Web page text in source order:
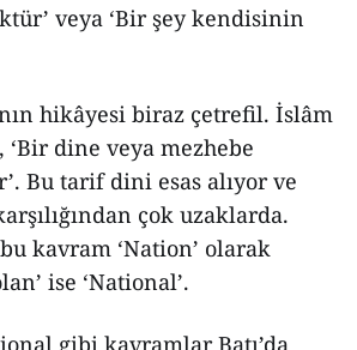
veya ‘Bir şey kendisinin
hikâyesi biraz çetrefil. İslâm
dine veya mezhebe
Bu tarif dini esas alıyor ve
çok uzaklarda.
kavram ‘Nation’ olarak
ise ‘National’.
gibi kavramlar Batı’da